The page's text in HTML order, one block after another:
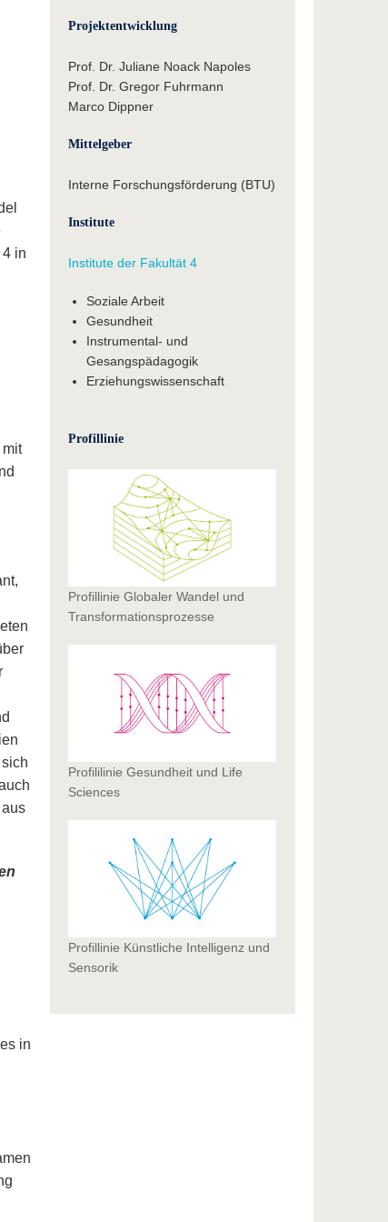
in
mit
in
Projektentwicklung
Prof. Dr. Juliane Noack Napoles
Prof. Dr. Gregor Fuhrmann
Marco Dippner
Mittelgeber
Interne Forschungsförderung (BTU)
Institute
Institute der Fakultät 4
Soziale Arbeit
Gesundheit
Instrumental- und
Gesangspädagogik
Erziehungswissenschaft
Profillinie
Profillinie Globaler Wandel und
Transformationsprozesse
Profililinie Gesundheit und Life
Sciences
Profillinie Künstliche Intelligenz und
Sensorik